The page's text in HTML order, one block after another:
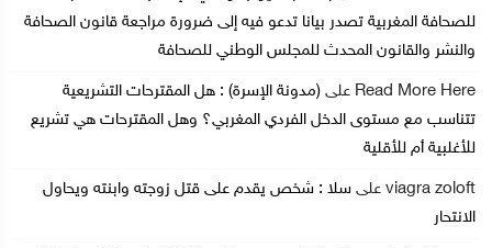
للصحافة المغربية تصدر بيانا تدعو فيه إلى ضرورة مراجعة قانون الصحافة
والنشر والقانون المحدث للمجلس الوطني للصحافة
Read More Here على (مدونة الإسرة) : هل المقترحات التشريعية
تتناسب مع مستوى الدخل الفردي المغربي؟ وهل المقترحات هي تشريع
للأغلبية أم للأقلية
viagra zoloft على سلا : شخص يقدم على قتل زوجته وابنته ويحاول
الانتحار